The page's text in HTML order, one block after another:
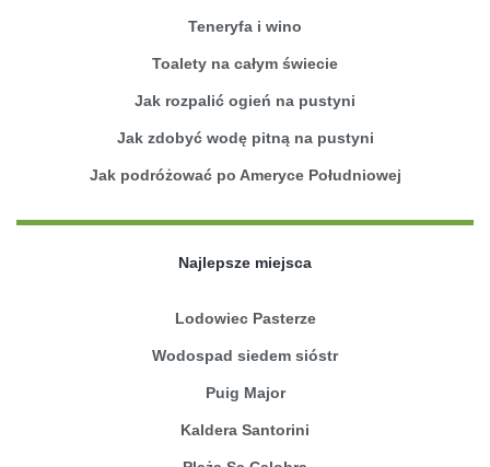
Teneryfa i wino
Toalety na całym świecie
Jak rozpalić ogień na pustyni
Jak zdobyć wodę pitną na pustyni
Jak podróżować po Ameryce Południowej
Najlepsze miejsca
Lodowiec Pasterze
Wodospad siedem sióstr
Puig Major
Kaldera Santorini